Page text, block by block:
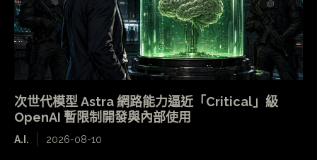
次世代模型 Astra 網路能力逼近「Critical」級
OpenAI 暫限制開發與內部使用
A.I. 2026-08-10